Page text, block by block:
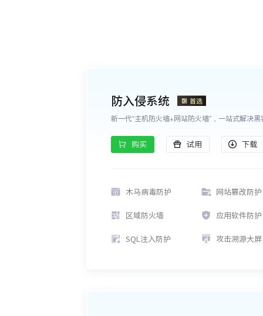
防入侵系统
新一代“主机防火墙+网站防火墙”，一站式解决黑
购买 试用 下载
木马病毒防护 网站篡改防护
区域防火墙 应用软件防护
SQL注入防护 攻击溯源大屏